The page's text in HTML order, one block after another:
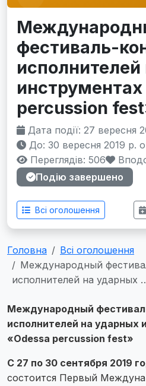
фестиваль-
инструментах
percussion
Дата події: 27 вересня
До: 30 вересня 2019 р.
Переглядів: 506
Подію завершено
Всі оголошення
Головна
Всі оголошення
Международный
исполнителей на ударных
Международный
исполнителей на ударных
«Odessa percussion fest»
С 27 по 30 сентября 2019
состоится Первый